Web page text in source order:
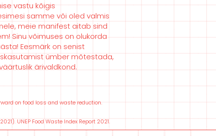
vastu kõigis
esi samme või oled valmis
meie manifest aitab sind
Sinu võimuses on olukorda
Eesmärk on senist
ümber mõtestada,
ärivaldkond.
on food loss and waste reduction.
UNEP Food Waste Index Report 2021.